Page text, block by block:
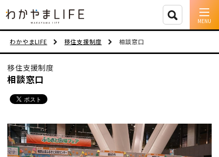
イベント情報
住まい
わかやまLIFE 移住支援制度 相談窓口
移住支援制度
相談窓口